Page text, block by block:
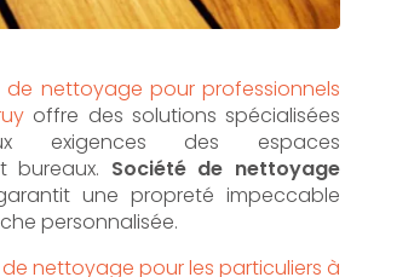
de nettoyage pour professionnels
offre des solutions spécialisées
exigences des espaces
bureaux. Société de nettoyage
une propreté impeccable
personnalisée.
nettoyage pour les particuliers à